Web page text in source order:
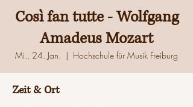
Così fan tutte - Wolfgang
Amadeus Mozart
Mi., 24. Jan.
  |
Hochschule für Musik Freiburg
Zeit & Ort